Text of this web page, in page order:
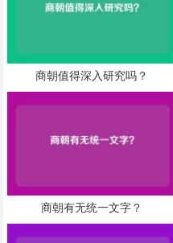
商朝值得深入研究吗？
商朝有无统一文字？